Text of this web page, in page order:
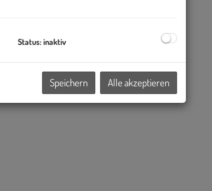
Lokalen und öffentlichem
Status: inaktiv
Speichern Alle akzeptieren